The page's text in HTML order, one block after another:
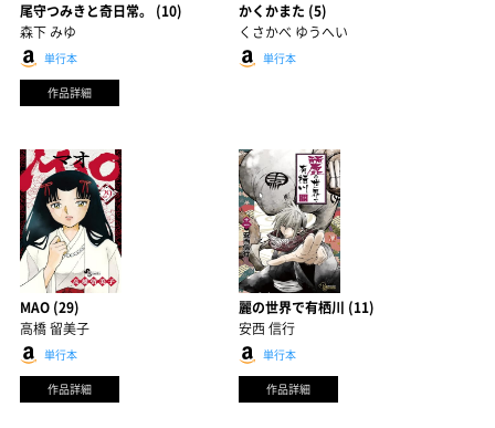
尾守つみきと奇日常。 (10)
森下 みゆ
単行本
作品詳細
かくかまた (5)
くさかべ ゆうへい
単行本
MAO (29)
高橋 留美子
単行本
作品詳細
麗の世界で有栖川 (11)
安西 信行
単行本
作品詳細